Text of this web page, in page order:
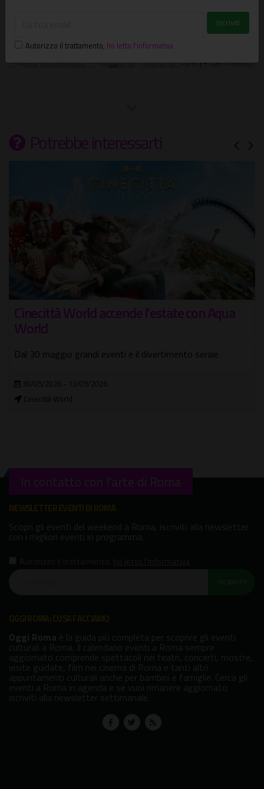
Leaflet| ©OpenStreetMap
Potrebbe interessarti
Monet. Una vita a colori
Teatro Brancaccio
In contatto con l'arte di Roma
Autorizzo il trattamento, ho letto l'informativa